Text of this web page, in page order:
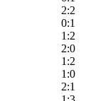
2:2
0:1
1:2
2:0
1:2
1:0
2:1